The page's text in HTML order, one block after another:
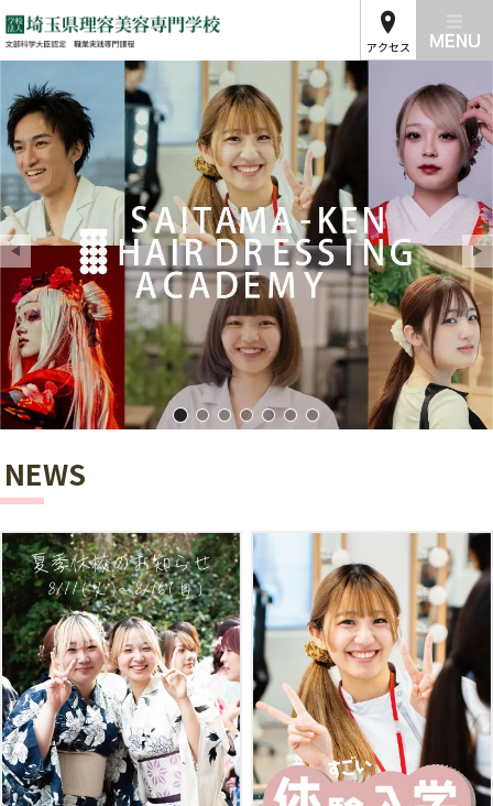
アクセス
埼玉県理容美容専門学校01
埼玉県理容美容専門学校02
埼玉県理容美容専門学校03
埼玉県理容美容専門学校04
埼玉県理容美容専門学校05
埼玉県理容美容専門学
埼玉県理容美容専門
NEWS